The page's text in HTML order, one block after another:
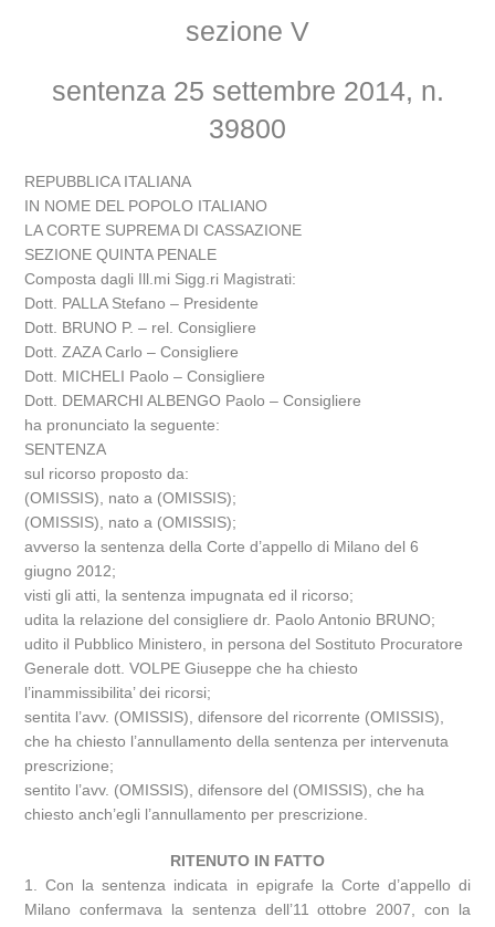
sezione V
sentenza 25 settembre 2014, n.
39800
REPUBBLICA ITALIANA
IN NOME DEL POPOLO ITALIANO
LA CORTE SUPREMA DI CASSAZIONE
SEZIONE QUINTA PENALE
Composta dagli Ill.mi Sigg.ri Magistrati:
Dott. PALLA Stefano – Presidente
Dott. BRUNO P. – rel. Consigliere
Dott. ZAZA Carlo – Consigliere
Dott. MICHELI Paolo – Consigliere
Dott. DEMARCHI ALBENGO Paolo – Consigliere
ha pronunciato la seguente:
SENTENZA
sul ricorso proposto da:
(OMISSIS), nato a (OMISSIS);
(OMISSIS), nato a (OMISSIS);
avverso la sentenza della Corte d’appello di Milano del 6
giugno 2012;
visti gli atti, la sentenza impugnata ed il ricorso;
udita la relazione del consigliere dr. Paolo Antonio BRUNO;
udito il Pubblico Ministero, in persona del Sostituto Procuratore
Generale dott. VOLPE Giuseppe che ha chiesto
l’inammissibilita’ dei ricorsi;
sentita l’avv. (OMISSIS), difensore del ricorrente (OMISSIS),
che ha chiesto l’annullamento della sentenza per intervenuta
prescrizione;
sentito l’avv. (OMISSIS), difensore del (OMISSIS), che ha
chiesto anch’egli l’annullamento per prescrizione.
RITENUTO IN FATTO
1. Con la sentenza indicata in epigrafe la Corte d’appello di
Milano confermava la sentenza dell’11 ottobre 2007, con la